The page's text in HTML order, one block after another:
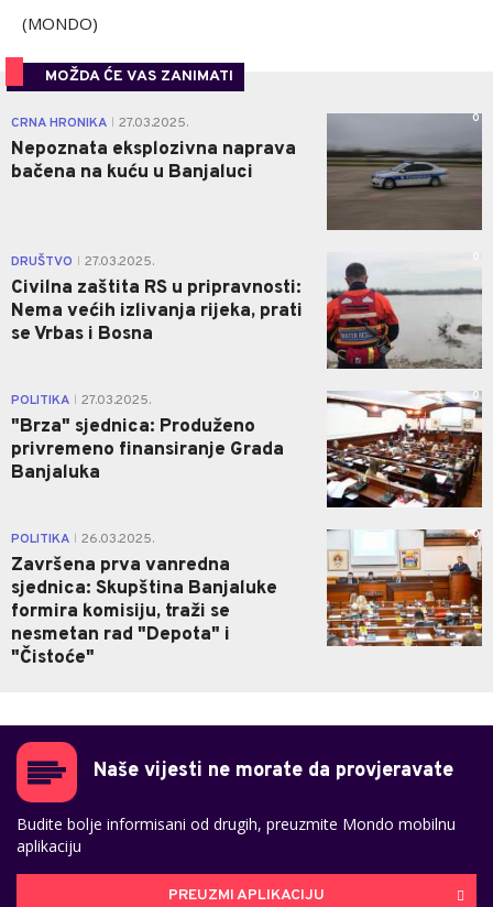
(MONDO)
MOŽDA ĆE VAS ZANIMATI
CRNA HRONIKA 27.03.2025.
Nepoznata eksplozivna naprava
bačena na kuću u Banjaluci
0
DRUŠTVO 27.03.2025.
Civilna zaštita RS u pripravnosti:
Nema većih izlivanja rijeka, prati
se Vrbas i Bosna
0
POLITIKA 27.03.2025.
"Brza" sjednica: Produženo
privremeno finansiranje Grada
Banjaluka
0
POLITIKA 26.03.2025.
Završena prva vanredna
sjednica: Skupština Banjaluke
formira komisiju, traži se
nesmetan rad "Depota" i
"Čistoće"
0
Naše vijesti ne morate da provjeravate
Budite bolje informisani od drugih, preuzmite Mondo mobilnu
aplikaciju
PREUZMI APLIKACIJU